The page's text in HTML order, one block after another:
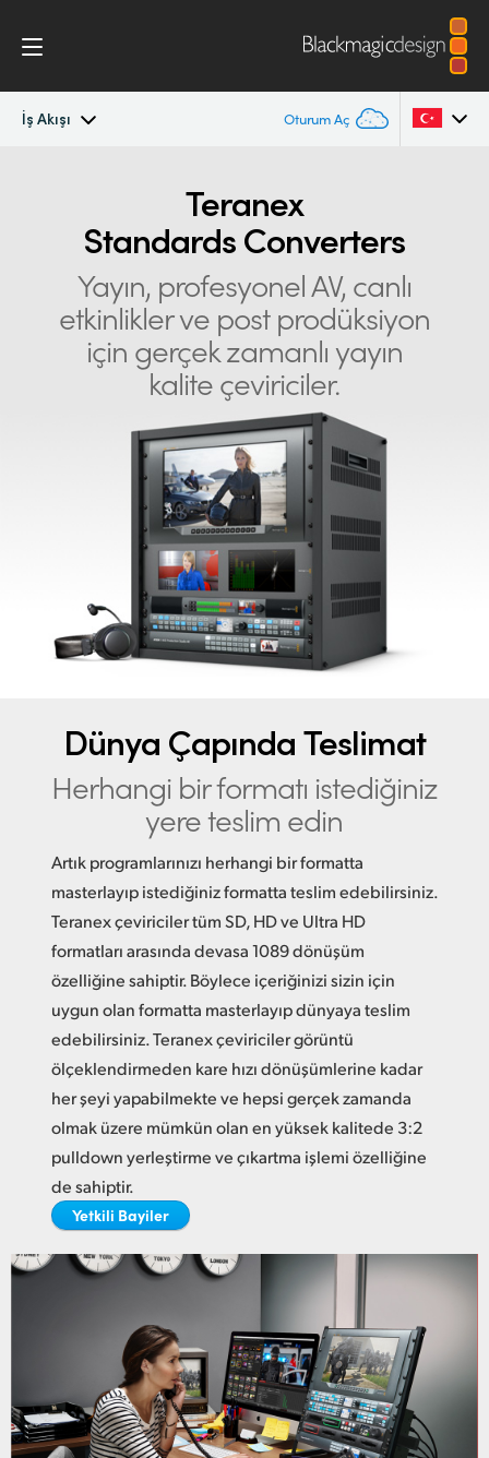
İş Akışı Oturum Aç
Conversions
Australia
Austria
Brazil
Canada
Denmark
Germany
Hong Kong SAR, China
Italy
Japan
Mexico
Malaysia
Netherlands
Norway
Poland
Portugal
Singapore
South Africa
Sweden
Chinese Taipei
Turkey
Teranex
Standards Converters
Yayın, profesyonel AV, canlı
etkinliklerve post prodüksiyon
için gerçek zamanlı yayın
kalite çeviriciler.
Dünya Çapında Teslimat
Herhangi bir formatı istediğiniz
yere teslim edin
Artık programlarınızı herhangi bir formatta
masterlayıp istediğiniz formatta teslim edebilirsiniz.
Teranex çeviriciler tüm SD, HD ve Ultra HD
formatları arasında devasa 1089 dönüşüm
özelliğine sahiptir. Böylece içeriğinizi sizin için
uygun olan formatta masterlayıp dünyaya teslim
edebilirsiniz. Teranex çeviriciler görüntü
ölçeklendirmeden kare hızı dönüşümlerine kadar
her şeyi yapabilmekte ve hepsi gerçek zamanda
olmak üzere mümkün olan en yüksek kalitede 3:2
pulldown yerleştirme ve çıkartma işlemi özelliğine
de sahiptir.
Yetkili Bayiler